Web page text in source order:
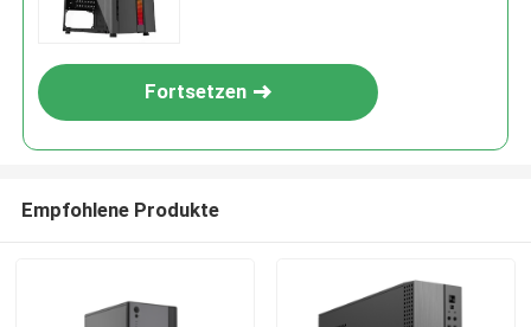
Fortsetzen
Empfohlene Produkte